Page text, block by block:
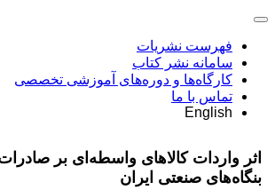
فهرست نشریات
سامانه نشر کتاب
کارگاه‌ها و دوره‌های آموزشی تخصصی
تماس با ما
English
اثر واردات کالاهای واسطه‌ای بر
بنگاه‌های صنعتی ایران